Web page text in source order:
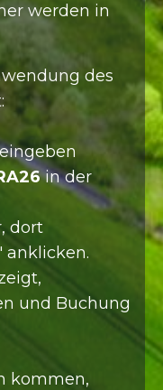
werden in
des
in der
dort
anklicken.
und Buchung
kommen,